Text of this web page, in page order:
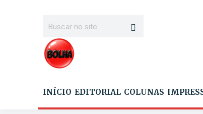
INÍCIO EDITORIAL COLUNAS